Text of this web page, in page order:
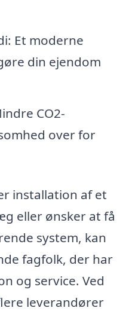
Et moderne
din ejendom
CO2-
over for
installation af et
eller ønsker at få
system, kan
fagfolk, der har
og service. Ved
leverandører